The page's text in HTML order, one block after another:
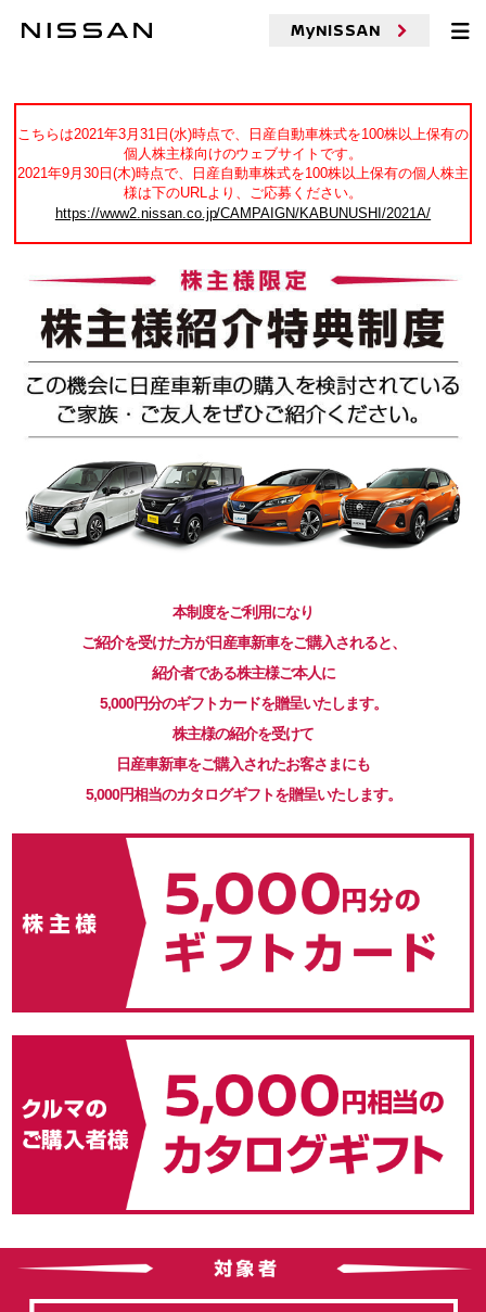
MyNISSAN
こちらは2021年3月31日(水)時点で、日産自動車株式を100株以上保有の
個人株主様向けのウェブサイトです。
2021年9月30日(木)時点で、日産自動車株式を100株以上保有の個人株主
様は下のURLより、ご応募ください。
https://www2.nissan.co.jp/CAMPAIGN/KABUNUSHI/2021A/
本制度をご利用になり
ご紹介を受けた方が日産車新車をご購入されると、
紹介者である株主様ご本人に
5,000円分のギフトカードを贈呈いたします。
株主様の紹介を受けて
日産車新車をご購入されたお客さまにも
5,000円相当のカタログギフトを贈呈いたします。